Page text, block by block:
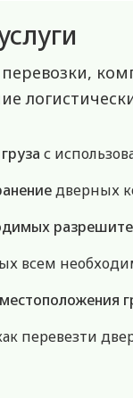
с
дверных
всем
перевезти